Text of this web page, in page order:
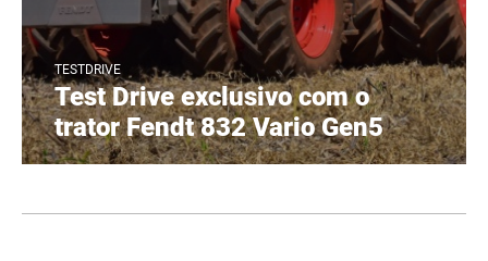
TESTDRIVE
Test Drive exclusivo com o
trator Fendt 832 Vario Gen5